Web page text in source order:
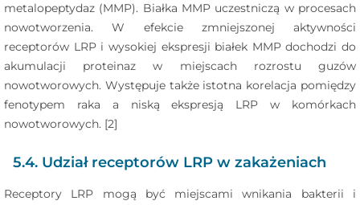
metalopeptydaz (MMP). Białka MMP uczestniczą w procesach
nowotworzenia. W efekcie zmniejszonej aktywności
receptorów LRP i wysokiej ekspresji białek MMP dochodzi do
akumulacji proteinaz w miejscach rozrostu guzów
nowotworowych. Występuje także istotna korelacja pomiędzy
fenotypem raka a niską ekspresją LRP w komórkach
nowotworowych. [2]
5.4. Udział receptorów LRP w zakażeniach
Receptory LRP mogą być miejscami wnikania bakterii i